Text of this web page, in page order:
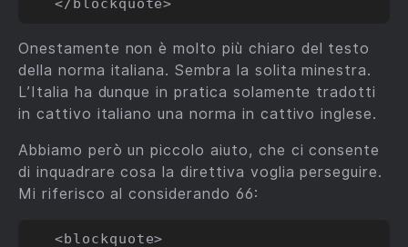
Onestamente non è molto più chiaro del testo
della norma italiana. Sembra la solita minestra.
L’Italia ha dunque in pratica solamente tradotti
in cattivo italiano una norma in cattivo inglese.
Abbiamo però un piccolo aiuto, che ci consente
di inquadrare cosa la direttiva voglia perseguire.
Mi riferisco al considerando 66: